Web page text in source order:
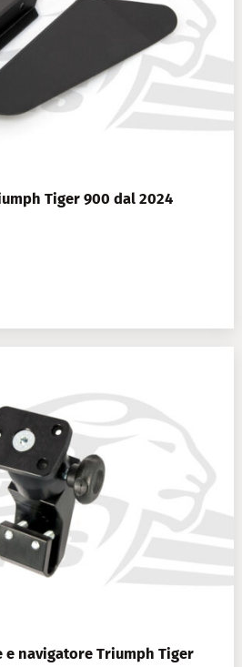
Tiger 900 dal 2024
navigatore Triumph Tiger